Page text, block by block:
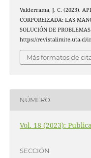
Valderrama, J. C. (2023).
CORPOREIZADA: LAS
SOLUCIÓN DE PROBLEMAS.
https://revistalimite.uta.cl/
Más formatos de
NÚMERO
Vol. 18 (2023):
SECCIÓN